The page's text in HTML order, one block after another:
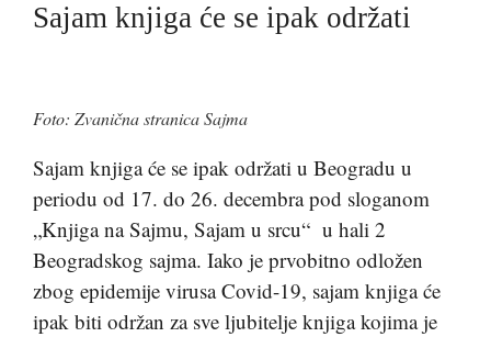
Sajam knjiga će se ipak održati
Foto: Zvanična stranica Sajma
Sajam knjiga će se ipak održati u Beogradu u
periodu od 17. do 26. decembra pod sloganom
„Knjiga na Sajmu, Sajam u srcu“ u hali 2
Beogradskog sajma. Iako je prvobitno odložen
zbog epidemije virusa Covid-19, sajam knjiga će
ipak biti održan za sve ljubitelje knjiga kojima je